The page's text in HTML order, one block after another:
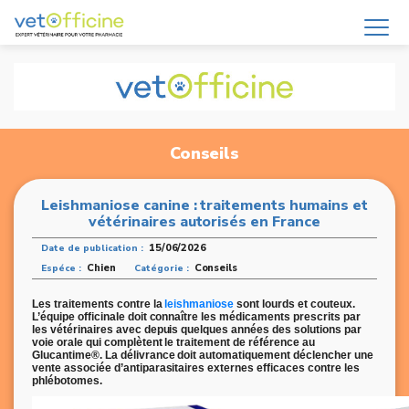
Conseils
Leishmaniose canine : traitements humains et
vétérinaires autorisés en France
Date de publication : 15/06/2026
Espéce : Chien Catégorie : Conseils
Les traitements contre laleishmaniose sont lourds et couteux.
L’équipe officinale doit connaître les médicaments prescrits par
les vétérinaires avec depuis quelques années des solutions par
voie orale qui complètent le traitement de référence au
Glucantime®. La délivrance doit automatiquement déclencher une
vente associée d’antiparasitaires externes efficaces contre les
phlébotomes.